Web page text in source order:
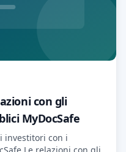
con gli
MyDocSafe
investitori con i